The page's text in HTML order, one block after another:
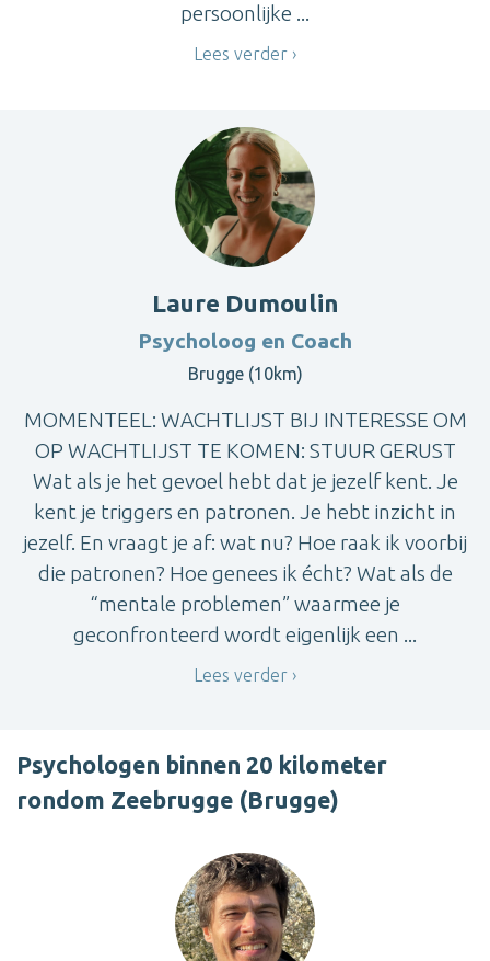
persoonlijke ...
Lees verder
Laure Dumoulin
Psycholoog en Coach
Brugge (10km)
MOMENTEEL: WACHTLIJST BIJ INTERESSE OM
OP WACHTLIJST TE KOMEN: STUUR GERUST
Wat als je het gevoel hebt dat je jezelf kent. Je
kent je triggers en patronen. Je hebt inzicht in
jezelf. En vraagt je af: wat nu? Hoe raak ik voorbij
die patronen? Hoe genees ik écht? Wat als de
“mentale problemen” waarmee je
geconfronteerd wordt eigenlijk een ...
Lees verder
Psychologen binnen 20 kilometer
rondom Zeebrugge (Brugge)